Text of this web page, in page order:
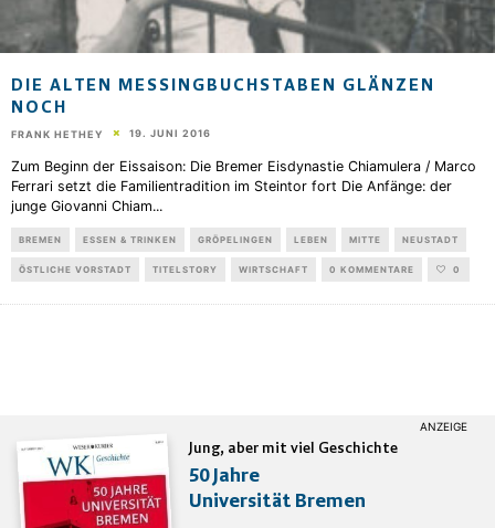
DIE ALTEN MESSINGBUCHSTABEN GLÄNZEN
NOCH
FRANK HETHEY 19. JUNI 2016
Zum Beginn der Eissaison: Die Bremer Eisdynastie Chiamulera / Marco
Ferrari setzt die Familientradition im Steintor fort Die Anfänge: der
junge Giovanni Chiam...
BREMEN ESSEN & TRINKEN GRÖPELINGEN LEBEN MITTE NEUSTADT
ÖSTLICHE VORSTADT TITELSTORY WIRTSCHAFT 0 KOMMENTARE 0
Jung, aber mit viel Geschichte
50 Jahre
Universität Bremen